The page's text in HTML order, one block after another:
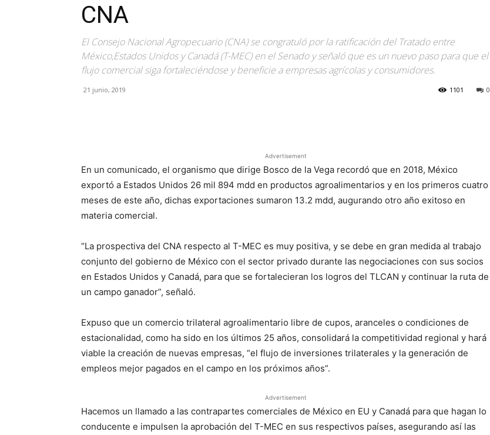
CNA
El Consejo Nacional Agropecuario (CNA) se congratuló por la ratificación del Tratado entre
México,Estados Unidos y Canadá (T-MEC) en el Senado y señaló que es un nuevo paso para que el
flujo comercial siga fortaleciéndose y beneficie a empresas agrícolas y consumidores.
21 junio, 2019 0
1101
Advertisement
En un comunicado, el organismo que dirige Bosco de la Vega recordó que en 2018, México
exportó a Estados Unidos 26 mil 894 mdd en productos agroalimentarios y en los primeros cuatro
meses de este año, dichas exportaciones sumaron 13.2 mdd, augurando otro año exitoso en
materia comercial.
“La prospectiva del CNA respecto al T-MEC es muy positiva, y se debe en gran medida al trabajo
conjunto del gobierno de México con el sector privado durante las negociaciones con sus socios
en Estados Unidos y Canadá, para que se fortalecieran los logros del TLCAN y continuar la ruta de
un campo ganador”, señaló.
Expuso que un comercio trilateral agroalimentario libre de cupos, aranceles o condiciones de
estacionalidad, como ha sido en los últimos 25 años, consolidará la competitividad regional y hará
viable la creación de nuevas empresas, “el flujo de inversiones trilaterales y la generación de
empleos mejor pagados en el campo en los próximos años”.
Advertisement
Hacemos un llamado a las contrapartes comerciales de México en EU y Canadá para que hagan lo
conducente e impulsen la aprobación del T-MEC en sus respectivos países, asegurando así las